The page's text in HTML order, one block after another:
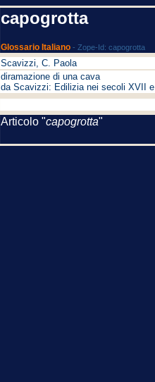
capogrotta
Glossario Italiano - Zope-Id: capogrotta
Scavizzi, C. Paola
diramazione di una cava
da Scavizzi: Edilizia nei secoli XVII
Articolo "capogrotta"